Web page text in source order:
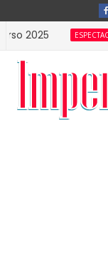
ESPECTACULOS